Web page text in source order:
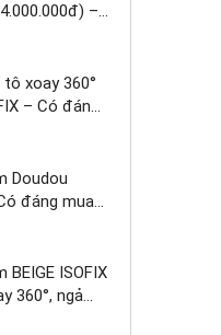
–
- Có đáng
xoay 360°
– Có đáng
~3 triệu
Doudou
đáng mua
ISOFIX
360°, ngả
toàn linh